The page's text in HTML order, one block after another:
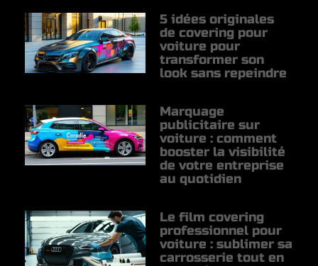
5 idées originales
de covering pour
voiture pour
transformer son
look sans repeindre
Marquage
publicitaire sur
voiture : comment
booster la visibilité
de votre entreprise
au quotidien
Le film covering
professionnel pour
voiture : sublimer sa
carrosserie tout en